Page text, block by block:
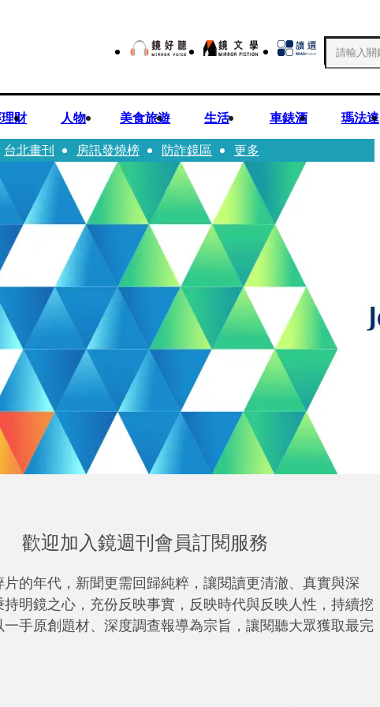
財 人物 美食旅遊 生活 車錶酒 瑪法達
台北畫刊 房訊發燒榜 防詐鏡區 更多
歡迎加入鏡週刊會員訂閱服務
的年代，新聞更需回歸純粹，讓閱讀更清澈、真實與深
持明鏡之心，充份反映事實，反映時代與反映人性，持續挖
手原創題材、深度調查報導為宗旨，讓閱聽大眾獲取最完